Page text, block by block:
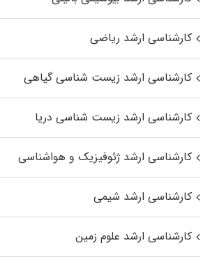
کارشناسی ارشد ریاضی
کارشناسی ارشد زیست‌ شناسی گیاهی
کارشناسی ارشد زیست‌ شناسی دریا
کارشناسی ارشد ژئوفیزیک و هواشناسی
کارشناسی ارشد شیمی
کارشناسی ارشد علوم زمین